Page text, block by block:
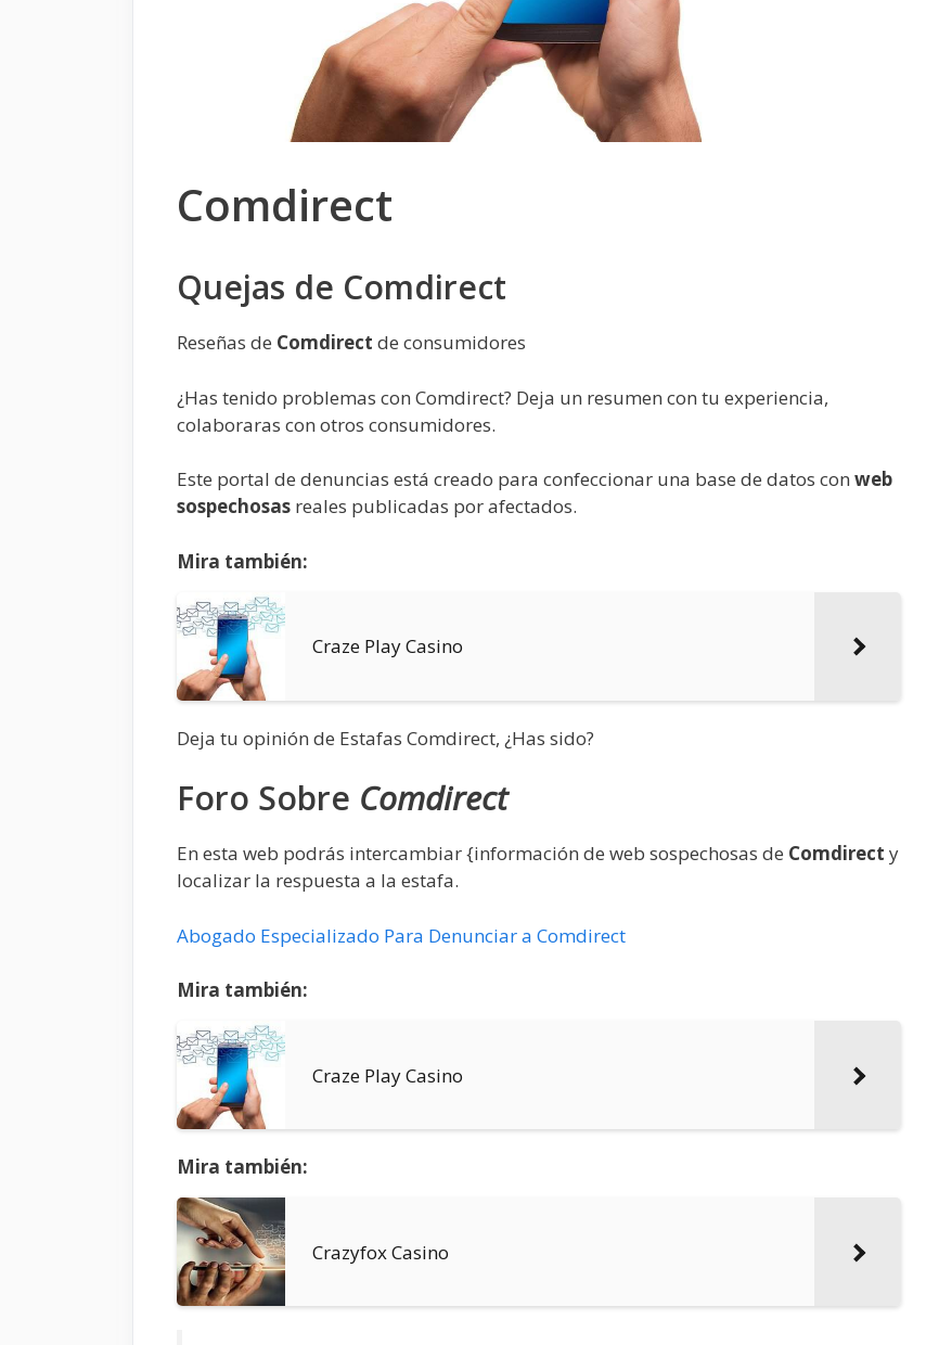
Comdirect
Quejas de Comdirect
Reseñas de Comdirect de consumidores
¿Has tenido problemas con Comdirect? Deja un resumen con tu experiencia,
colaboraras con otros consumidores.
Este portal de denuncias está creado para confeccionar una base de datos con web
sospechosas reales publicadas por afectados.
Mira también:
Craze Play Casino
Deja tu opinión de Estafas Comdirect, ¿Has sido?
Foro Sobre Comdirect
En esta web podrás intercambiar {información de web sospechosas de Comdirect y
localizar la respuesta a la estafa.
Abogado Especializado Para Denunciar a Comdirect
Mira también:
Craze Play Casino
Mira también:
Crazyfox Casino